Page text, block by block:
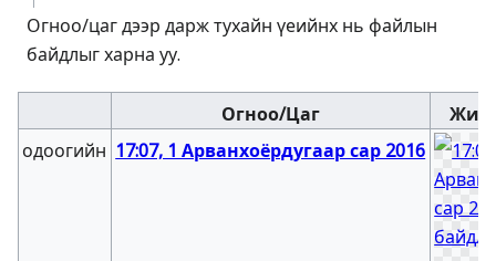
Огноо/цаг дээр дарж тухайн үеийнх нь файлын
байдлыг харна уу.
Огноо/Цаг
одоогийн 17:07, 1 Арванхоёрдугаар сар 2016